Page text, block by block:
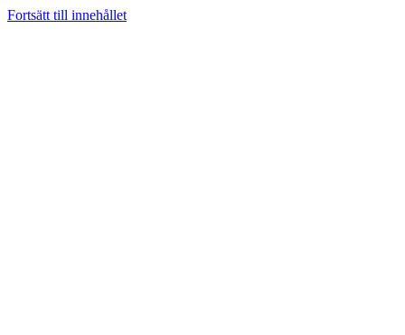
Fortsätt till innehållet